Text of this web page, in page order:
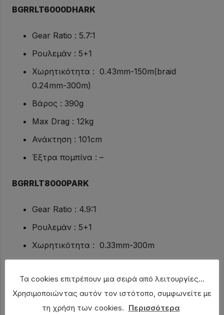
BGRRLT6000DHARK
Gear Ratio : 5.7:1
Ρουλεμάν : 5+1
Χωρητικότητα : 0.43mm-150m(braid
0.24mm-300m)
Βάρος : 390g
Max Drag : 12kg
Ανάκτηση : 101cm
Έξτρα πομπίνα : –
BGRRLT8000PARK
Gear Ratio : 4.9:1
Ρουλεμάν : 5+1
Χωρητικότητα : 0.33mm-300m
Max Drag : 15kg
Ανάκτηση : 94cm
Τα cookies επιτρέπουν μια σειρά από λειτουργίες...
Χρησιμοποιώντας αυτόν τον ιστότοπο, συμφωνείτε με
τη χρήση των cookies. Περισσότερα